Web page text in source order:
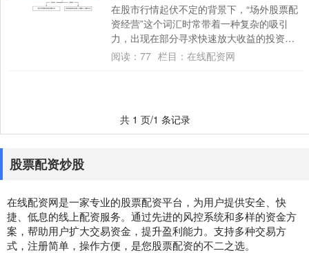
在股市行情起伏不定的背景下，“场外股票配
资经营”这个词汇时常带着一种复杂的吸引
力，出现在部分寻求快速放大收益的投资者
视野中。它像是一把双刃剑，承诺着杠杆撬
阅读： 77 栏目： 在线配资网
共 1 页/1 条记录
股票配资炒股
在线配资网是一家专业的股票配资平台，为用户提供安全、快
捷、低息的线上配资服务。通过先进的风控系统和多样的资金方
案，帮助用户扩大交易资金，提升盈利能力。支持多种交易方
式，注册简单，操作方便，是您股票配资的不二之选。